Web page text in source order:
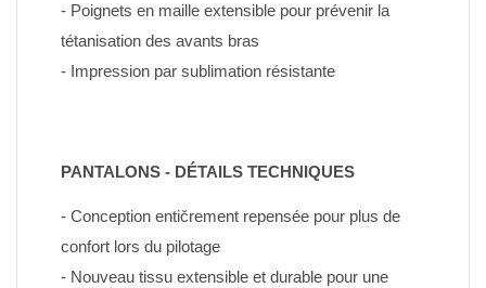
- Poignets en maille extensible pour prévenir la
tétanisation des avants bras
- Impression par sublimation résistante
PANTALONS - DÉTAILS TECHNIQUES
- Conception entičrement repensée pour plus de
confort lors du pilotage
- Nouveau tissu extensible et durable pour une